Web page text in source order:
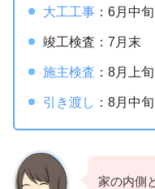
大工工事 ：6月中
竣工検査：7月末
施主検査 ：8月上旬
引き渡し ：8月中旬
家の内側